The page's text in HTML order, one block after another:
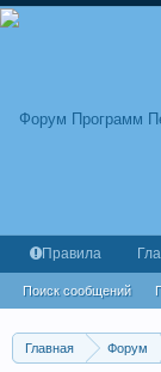
Главная Форум
Правила
Поиск сообщений